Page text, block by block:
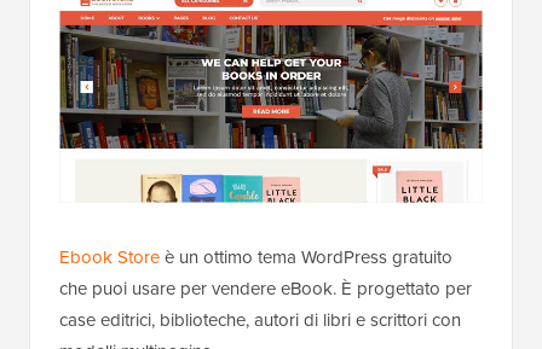
Ebook Storeè un ottimo tema WordPress gratuito
che puoi usare per vendere eBook. È progettato per
case editrici, biblioteche, autori di libri e scrittori con